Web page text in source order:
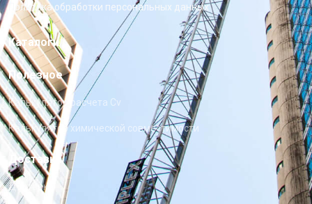
Политика обработки персональных данных
Каталоги
Полезное
Калькулятор расчета Cv
Калькулятор химической совместимости
Доставка
Доставка